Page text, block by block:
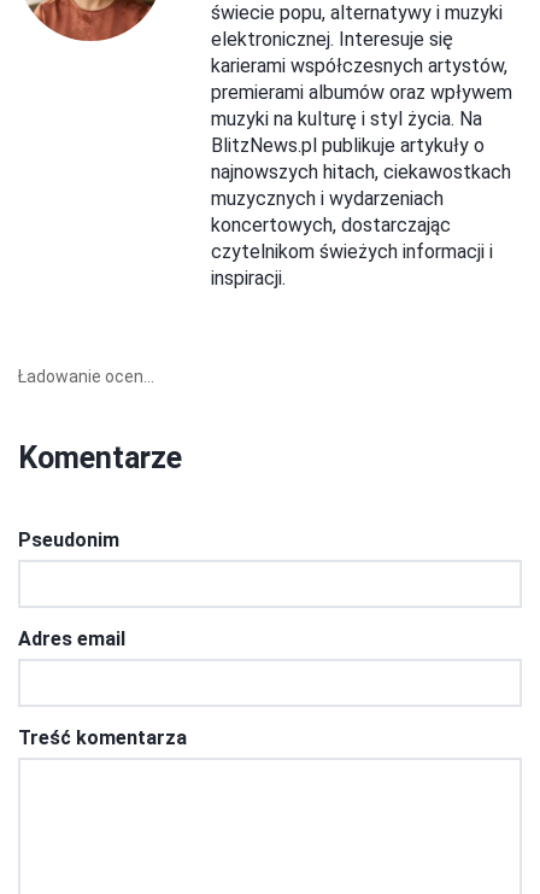
świecie popu, alternatywy i muzyki
elektronicznej. Interesuje się
karierami współczesnych artystów,
premierami albumów oraz wpływem
muzyki na kulturę i styl życia. Na
BlitzNews.pl publikuje artykuły o
najnowszych hitach, ciekawostkach
muzycznych i wydarzeniach
koncertowych, dostarczając
czytelnikom świeżych informacji i
inspiracji.
Ładowanie ocen...
Komentarze
Pseudonim
Adres email
Treść komentarza